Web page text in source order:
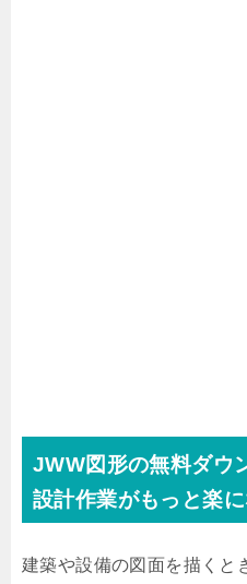
JWW図形の無料ダウ
設計作業がもっと楽
建築や設備の図面を描くと